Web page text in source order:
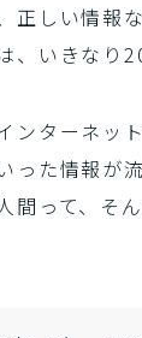
正しい情報
、いきなり
ンターネッ
った情報が
間って、そ